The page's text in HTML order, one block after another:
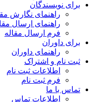
برای نویسندگان
راهنمای نگارش
راهنمای ارسال
فرم ارسال مقاله
برای داوران
راهنمای داوران
ثبت نام و اشتراک
اطلاعات ثبت نام
فرم ثبت نام
تماس با ما
اطلاعات تماس